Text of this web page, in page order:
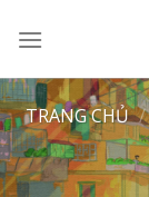
TRANG CHỦ /